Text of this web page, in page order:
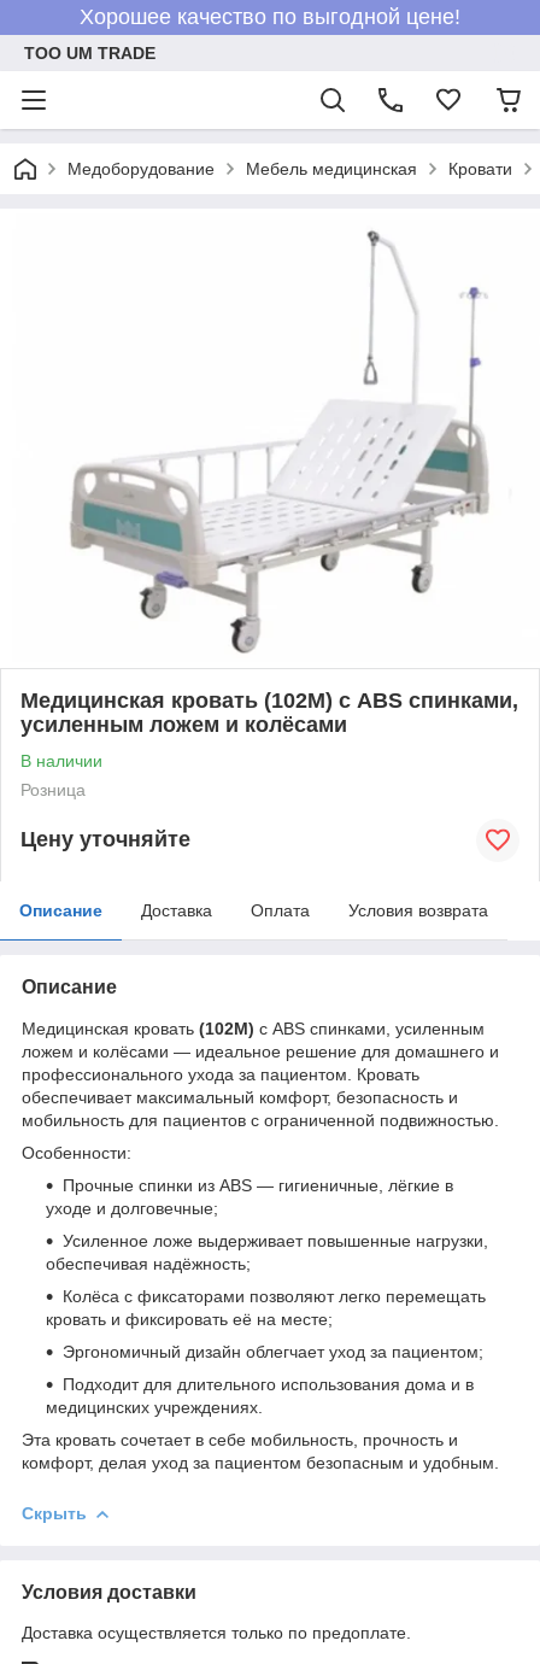
Хорошее качество по выгодной цене!
ТОО UM TRADE
Медоборудование Мебель медицинская Кровати
Медицинская кровать (102M) с ABS спинками,
усиленным ложем и колёсами
В наличии
Розница
Цену уточняйте
Описание Доставка Оплата Условия возврата
Описание
Медицинская кровать (102M) с ABS спинками, усиленным
ложем и колёсами — идеальное решение для домашнего и
профессионального ухода за пациентом. Кровать
обеспечивает максимальный комфорт, безопасность и
мобильность для пациентов с ограниченной подвижностью.
Особенности:
Прочные спинки из ABS — гигиеничные, лёгкие в
уходе и долговечные;
Усиленное ложе выдерживает повышенные нагрузки,
обеспечивая надёжность;
Колёса с фиксаторами позволяют легко перемещать
кровать и фиксировать её на месте;
Эргономичный дизайн облегчает уход за пациентом;
Подходит для длительного использования дома и в
медицинских учреждениях.
Эта кровать сочетает в себе мобильность, прочность и
комфорт, делая уход за пациентом безопасным и удобным.
Скрыть
Условия доставки
Доставка осуществляется только по предоплате.